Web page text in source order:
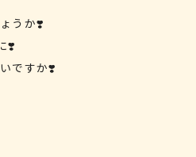
うか❣️
❣️
ですか❣️